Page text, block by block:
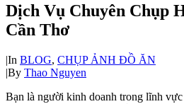
Dịch Vụ Chuyên Chụp
Cần Thơ
|In BLOG, CHỤP ẢNH ĐỒ ĂN
|By Thao Nguyen
Bạn là người kinh doanh trong lĩnh